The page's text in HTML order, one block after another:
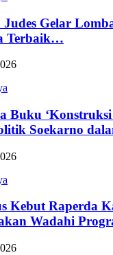
Gelar
Terbaik…
Buku
Soekarno
Kebut Raperda
Wadahi